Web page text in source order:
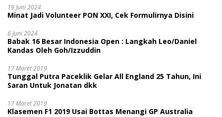
19 Juni 2024
Minat Jadi Volunteer PON XXI, Cek Formulirnya Disini
6 Juni 2024
Babak 16 Besar Indonesia Open : Langkah Leo/Daniel
Kandas Oleh Goh/Izzuddin
17 Maret 2019
Tunggal Putra Paceklik Gelar All England 25 Tahun, Ini
Saran Untuk Jonatan dkk
17 Maret 2019
Klasemen F1 2019 Usai Bottas Menangi GP Australia